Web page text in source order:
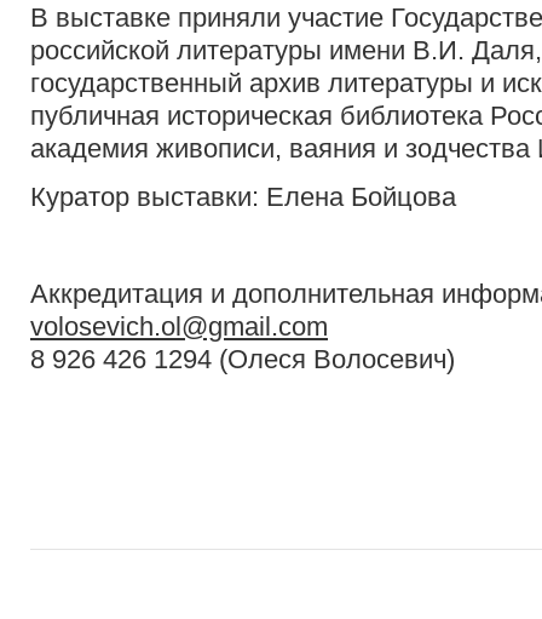
В выставке приняли участие
российской литературы имени В.И.
государственный архив литературы и
публичная историческая библиотека
академия живописи, ваяния и зодчества
Куратор выставки: Елена Бойцова
Аккредитация и дополнительная
volosevich.ol@gmail.com
8 926 426 1294 (Олеся Волосевич)